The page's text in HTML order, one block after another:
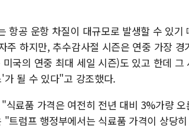
항공 운항 차질이 대규모로 발생할 수 있
주 하지만, 추수감사절 시즌은 연중 가장
국의 연중 최대 세일 시즌)도 있고 한데
될 수 있다"고 강조했다.
식료품 가격은 여전히 전년 대비 3%가량
"트럼프 행정부에서는 식료품 가격이 상당